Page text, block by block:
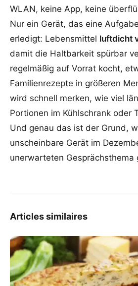
WLAN, keine App, keine
Nur ein Gerät, das eine
erledigt: Lebensmittel luftdicht
damit die Haltbarkeit spürbar
regelmäßig auf Vorrat kocht,
Familienrezepte in größeren
wird schnell merken, wie viel
Portionen im Kühlschrank oder
Und genau das ist der Grund,
unscheinbare Gerät im
unerwarteten Gesprächsthema
Articles similaires